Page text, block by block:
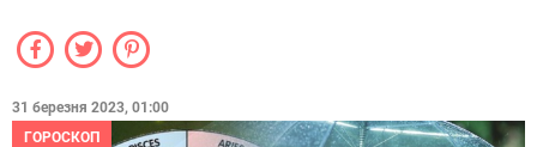
31 березня 2023, 01:00
ГОРОСКОП